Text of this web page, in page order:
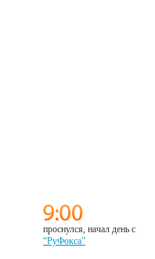
проснулся, начал день с
“РуФокса”